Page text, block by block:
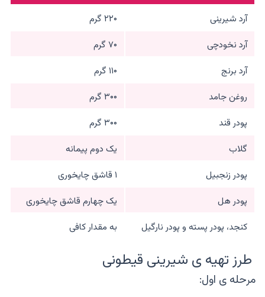
آرد شیرینی
۲۲۰ گرم
آرد نخودچی
۷۰ گرم
آرد برنج
۱۱۰ گرم
روغن جامد
۳۰۰ گرم
پودر قند
۳۰۰ گرم
گلاب
یک دوم پیمانه
پودر زنجبیل
۱ قاشق چایخوری
پودر هل
یک چهارم قاشق چایخوری
کنجد، پودر پسته و پودر نارگیل
به مقدار کافی
طرز تهیه ی شیرینی قیطونی
مرحله ی اول: